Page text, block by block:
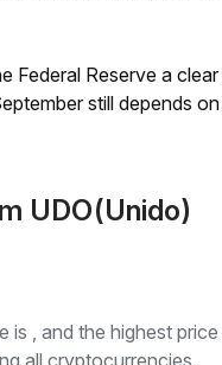
Federal Reserve a
still depends
UDO(Unido)
, and the highest
all cryptocurrencies.